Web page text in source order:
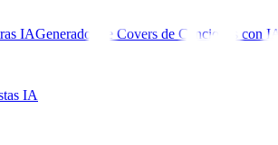
IAGenerador de Covers de Canciones con IA
IA